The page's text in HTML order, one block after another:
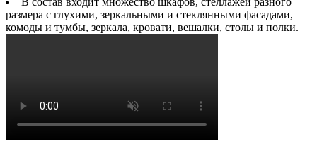
размера с глухими, зеркальными и стеклянными фасадами,
комоды и тумбы, зеркала, кровати, вешалки, столы и полки.